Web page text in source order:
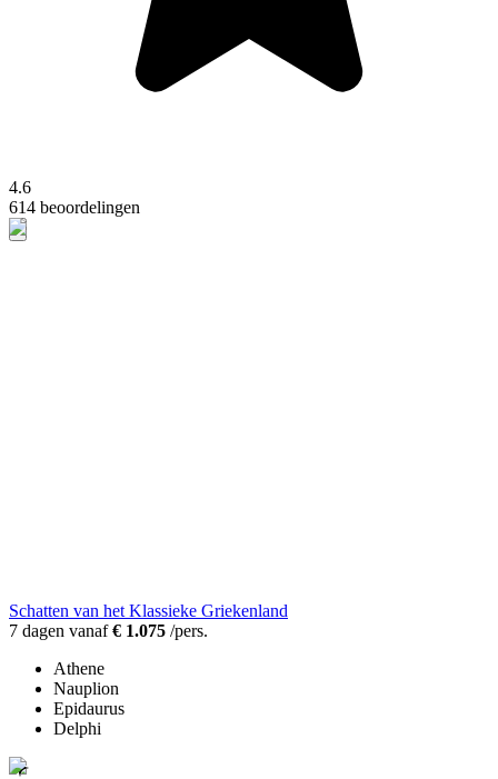
4.6
614 beoordelingen
Schatten van het Klassieke Griekenland
7 dagen vanaf€ 1.075 /pers.
Athene
Nauplion
Epidaurus
Delphi